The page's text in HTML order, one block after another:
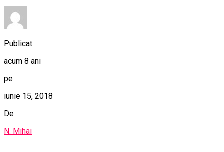
Publicat
acum 8 ani
pe
iunie 15, 2018
De
N. Mihai